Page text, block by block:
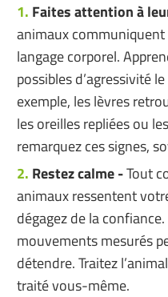
Faites attention à
animaux
langage corporel.
possibles d’agressivité
exemple, les lèvres
les oreilles repliées ou
remarquez ces signes,
Restez calme -Tout
animaux ressentent
dégagez de la
mouvements mesurés
détendre. Traitez
traité vous-même.